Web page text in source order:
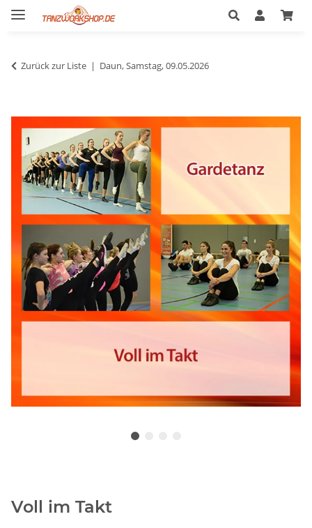
Zurück zur Liste Daun, Samstag, 09.05.2026
Voll im Takt